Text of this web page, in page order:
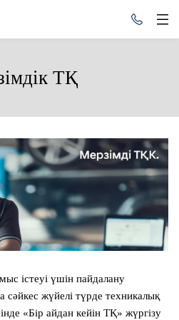
ТҚ
істеуі үшін пайдалану
сәйкес жүйелі түрде техникалық
«Бір айдан кейін ТҚ» жүргізу